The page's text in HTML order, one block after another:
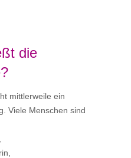
die
mittlerweile ein
Viele Menschen sind